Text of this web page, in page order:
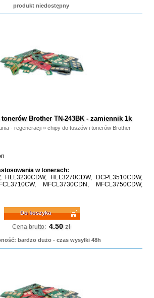
produkt niedostępny
Brother TN-243BK - zamiennik 1k
- regeneracji »chipy do tuszów i tonerów Brother
w tonerach:
HLL3230CDW, HLL3270CDW, DCPL3510CDW,
MFCL3730CDN, MFCL3750CDW,
Do koszyka
Cena brutto: 4.50 zł
bardzo dużo - czas wysyłki 48h